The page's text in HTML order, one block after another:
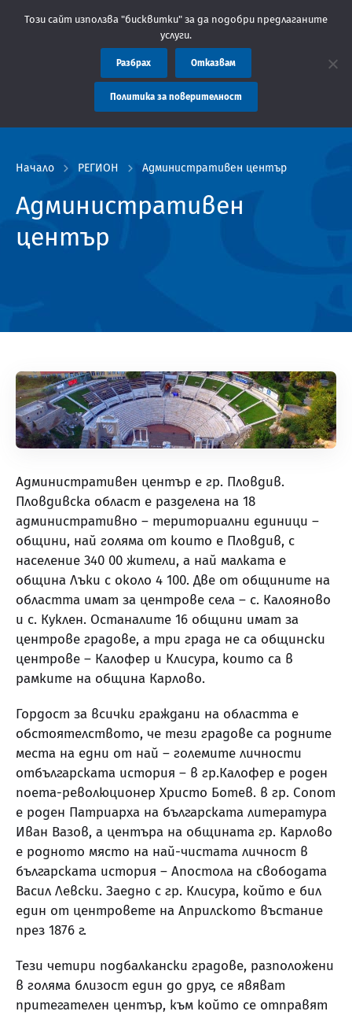
Съобщение: Областна администрация Пловдив
Начало РЕГИОН Административен център
Административен
център
Административен център е гр. Пловдив.
Пловдивска област е разделена на 18
административно – териториални единици –
общини, най голяма от които е Пловдив, с
население 340 00 жители, а най малката е
община Лъки с около 4 100. Две от общините на
областта имат за центрове села – с. Калояново
и с. Куклен. Останалите 16 общини имат за
центрове градове, а три града не са общински
центрове – Калофер и Клисура, които са в
рамките на община Карлово.
Гордост за всички граждани на областта е
обстоятелството, че тези градове са родните
места на едни от най – големите личности
отбългарската история – в гр.Калофер е роден
поета-революционер Христо Ботев. в гр. Сопот
е роден Патриарха на българската литература
Иван Вазов, а центъра на общината гр. Карлово
е родното място на най-чистата личност в
българската история – Апостола на свободата
Васил Левски. Заедно с гр. Клисура, който е бил
един от центровете на Априлското въстание
през 1876 г.
Тези четири подбалкански градове, разположени
в голяма близост един до друг, се явяват
притегателен център, към който се отправят
Този сайт използва "бисквитки" за да подобри предлаганите
услуги.
Разбрах Отказвам
Политика за поверителност